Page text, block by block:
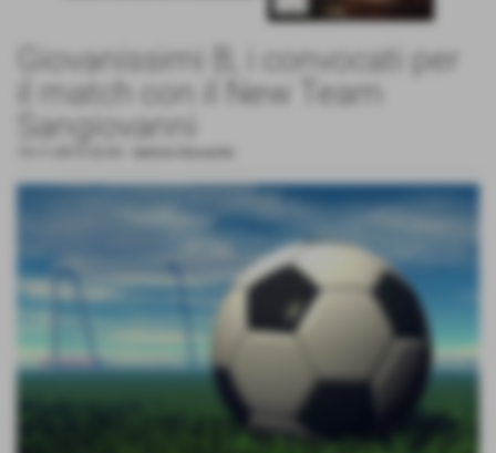
Giovanissimi B, i convocati per
il match con il New Team
Sangiovanni